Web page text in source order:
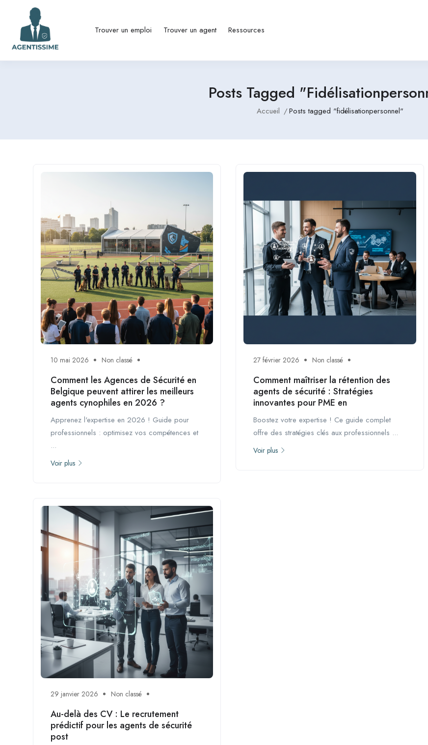
Trouver un emploi Trouver un agent Ressources
Posts Tagged
Accueil Posts tagged "fidélisationpersonnel"
10 mai 2026 Non classé
Comment les Agences de Sécurité en
Belgique peuvent attirer les meilleurs
agents cynophiles en 2026 ?
Apprenez l'expertise en 2026 ! Guide pour
professionnels : optimisez vos compétences et
...
Voir plus
27 février 2026 Non classé
Comment maîtriser la rétention des
agents de sécurité : Stratégies
innovantes pour PME en
Boostez votre expertise ! Ce guide complet
offre des stratégies clés aux professionnels ...
Voir plus
29 janvier 2026 Non classé
Au-delà des CV : Le recrutement
prédictif pour les agents de sécurité
post